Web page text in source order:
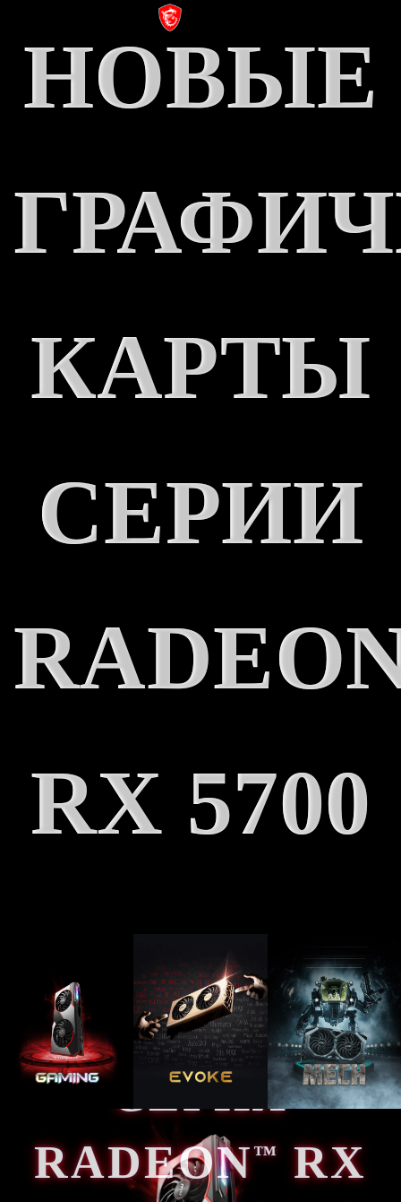
НОВЫЕ
КАРТЫ
СЕРИИ
RX 5700
СЕРИЯ
RADEON™
RX